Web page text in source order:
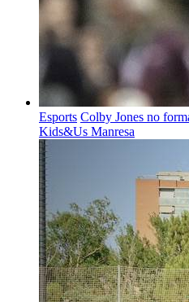
Esports Colby Jones no
Kids&Us Manresa